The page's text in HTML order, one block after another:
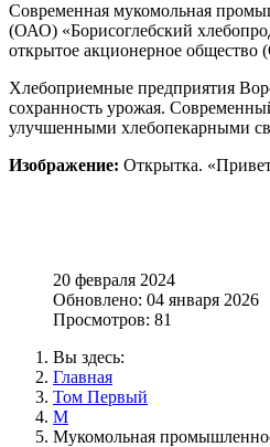
Современная мукомольная
(ОАО) «Борисоглебский
открытое акционерное
Хлебоприемные предприятия
сохранность урожая.
улучшенными хлебопекарными
Изображение: Открытка.
20 февраля 2024
Обновлено: 04 января 2026
Просмотров: 81
Вы здесь:
Главная
Том Первый
М
Мукомольная